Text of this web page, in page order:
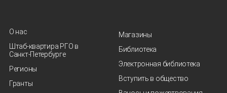
О нас
Штаб-квартира РГО в
Санкт‑Петербурге
Регионы
Гранты
Магазины
Библиотека
Электронная библиотека
Вступить в общество